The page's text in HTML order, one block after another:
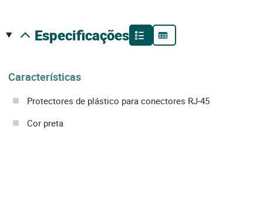
especificações
Características
Protectores de plástico para conectores RJ-45
Cor preta